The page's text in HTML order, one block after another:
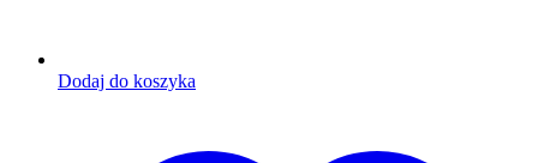
Dodaj do koszyka